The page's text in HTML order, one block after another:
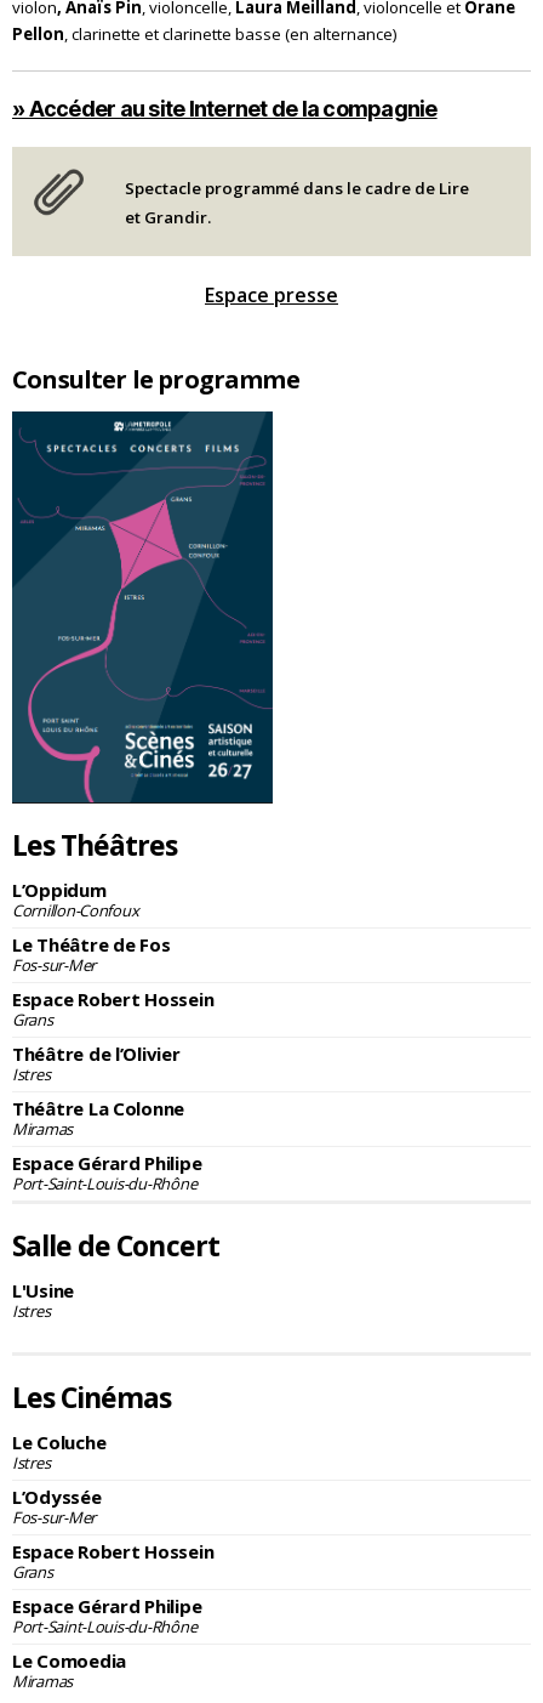
Consulter le programme
Les Théâtres
L’Oppidum
Cornillon-Confoux
Le Théâtre de Fos
Fos-sur-Mer
Espace Robert Hossein
Grans
Théâtre de l’Olivier
Istres
Théâtre La Colonne
Miramas
Espace Gérard Philipe
Port-Saint-Louis-du-Rhône
Salle de Concert
L'Usine
Istres
Les Cinémas
Le Coluche
Istres
L’Odyssée
Fos-sur-Mer
Espace Robert Hossein
Grans
Espace Gérard Philipe
Port-Saint-Louis-du-Rhône
Le Comoedia
Miramas
violon, Anaïs Pin, violoncelle, Laura Meilland, violoncelle et Orane
Pellon, clarinette et clarinette basse (en alternance)
» Accéder au site Internet de la compagnie
Spectacle programmé dans le cadre de Lire
et Grandir.
Espace presse